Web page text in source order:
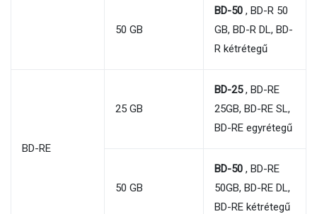
50 GB
BD-50 , BD-R 50
GB, BD-R DL, BD-
R kétrétegű
BD-RE
25 GB
BD-25, BD-RE
25GB, BD-RE SL,
BD-RE egyrétegű
50 GB
BD-50 , BD-RE
50GB, BD-RE DL,
BD-RE kétrétegű